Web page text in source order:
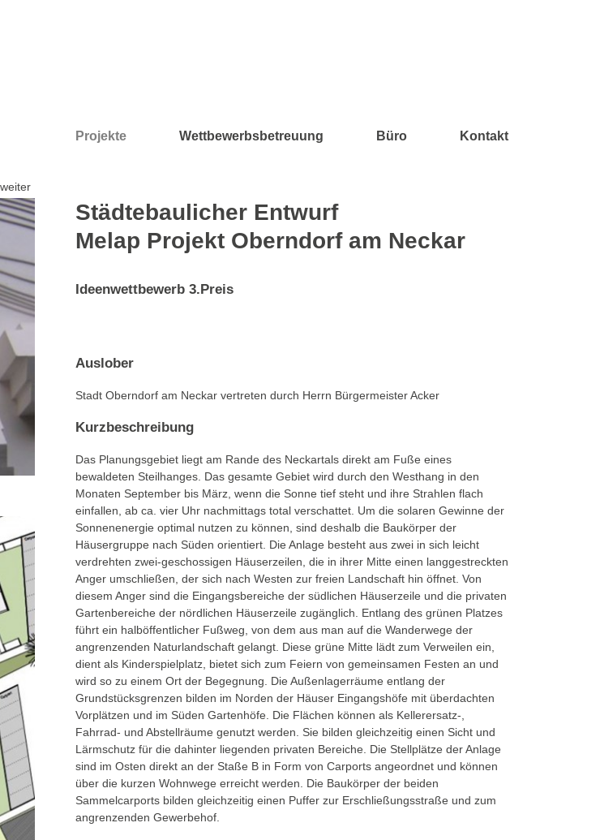
Projekte Wettbewerbsbetreuung Büro Kontakt
weiter
Städtebaulicher Entwurf
Melap Projekt Oberndorf am Neckar
Ideenwettbewerb 3.Preis
Auslober
Stadt Oberndorf am Neckar vertreten durch Herrn Bürgermeister Acker
Kurzbeschreibung
Das Planungsgebiet liegt am Rande des Neckartals direkt am Fuße eines
bewaldeten Steilhanges. Das gesamte Gebiet wird durch den Westhang in den
Monaten September bis März, wenn die Sonne tief steht und ihre Strahlen flach
einfallen, ab ca. vier Uhr nachmittags total verschattet. Um die solaren Gewinne der
Sonnenenergie optimal nutzen zu können, sind deshalb die Baukörper der
Häusergruppe nach Süden orientiert. Die Anlage besteht aus zwei in sich leicht
verdrehten zwei-geschossigen Häuserzeilen, die in ihrer Mitte einen langgestreckten
Anger umschließen, der sich nach Westen zur freien Landschaft hin öffnet. Von
diesem Anger sind die Eingangsbereiche der südlichen Häuserzeile und die privaten
Gartenbereiche der nördlichen Häuserzeile zugänglich. Entlang des grünen Platzes
führt ein halböffentlicher Fußweg, von dem aus man auf die Wanderwege der
angrenzenden Naturlandschaft gelangt. Diese grüne Mitte lädt zum Verweilen ein,
dient als Kinderspielplatz, bietet sich zum Feiern von gemeinsamen Festen an und
wird so zu einem Ort der Begegnung. Die Außenlagerräume entlang der
Grundstücksgrenzen bilden im Norden der Häuser Eingangshöfe mit überdachten
Vorplätzen und im Süden Gartenhöfe. Die Flächen können als Kellerersatz-,
Fahrrad- und Abstellräume genutzt werden. Sie bilden gleichzeitig einen Sicht und
Lärmschutz für die dahinter liegenden privaten Bereiche. Die Stellplätze der Anlage
sind im Osten direkt an der Staße B in Form von Carports angeordnet und können
über die kurzen Wohnwege erreicht werden. Die Baukörper der beiden
Sammelcarports bilden gleichzeitig einen Puffer zur Erschließungsstraße und zum
angrenzenden Gewerbehof.